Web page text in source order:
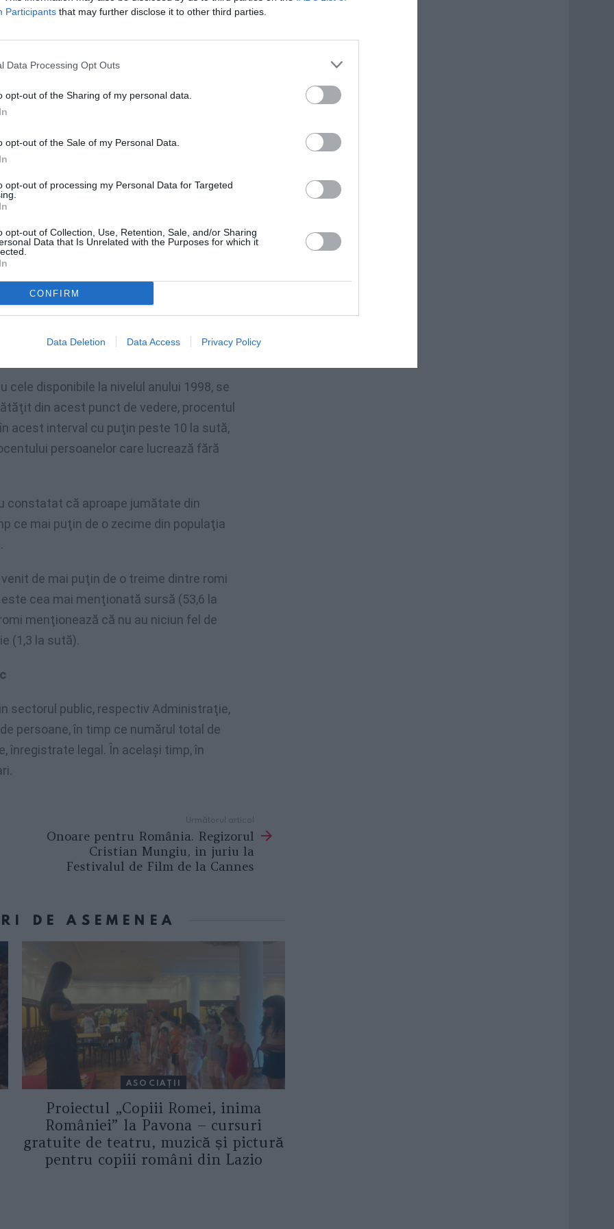
Participants that may further disclose it to other third parties.
Data Processing Opt Outs
opt-out of the Sharing of my personal data.
opt-out of the Sale of my Personal Data.
opt-out of processing my Personal Data for Targeted
opt-out of Collection, Use, Retention, Sale, and/or Sharing
Data that Is Unrelated with the Purposes for which it
CONFIRM
Data Deletion Data Access Privacy Policy
era de 23,9%, adică din patru tineri doar
din datele INS.
persoanelor inactive şi în şomaj ce
de 1.303 la mie. Cu alte cuvinte, la 1.000
avem patru asistaţi social la trei
economică este mai ridicată
faţă de 1.026 la mie în cazul bărbaţilor) şi
1.300 la mie în mediul urban).
lucrează fără contract de muncă şi
pe un venit stabil, rezultă din studiul
la motor de dezvoltare”, prezentat de
disponibile la nivelul anului 1998, se
din acest punct de vedere, procentul
acest interval cu puţin peste 10 la sută,
persoanelor care lucrează fără
constatat că aproape jumătate din
ce mai puţin de o zecime din populaţia
de mai puţin de o treime dintre romi
cea mai menţionată sursă (53,6 la
menţionează că nu au niciun fel de
(1,3 la sută).
sectorul public, respectiv Administraţie,
persoane, în timp ce numărul total de
înregistrate legal. În acelaşi timp, în
Următorul articol
Onoare pentru România. Regizorul
Cristian Mungiu, in juriu la
Festivalul de Film de la Cannes
DE ASEMENEA
ASOCIAŢII
Proiectul „Copiii Romei, inima
României” la Pavona – cursuri
gratuite de teatru, muzică și pictură
pentru copiii români din Lazio